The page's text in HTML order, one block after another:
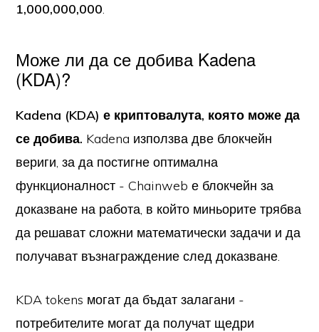
1,000,000,000.
Може ли да се добива Kadena
(KDA)?
Kadena (KDA) е криптовалута, която може да
се добива. Kadena използва две блокчейн
вериги, за да постигне оптимална
функционалност - Chainweb е блокчейн за
доказване на работа, в който миньорите трябва
да решават сложни математически задачи и да
получават възнаграждение след доказване.
KDA tokens могат да бъдат залагани -
потребителите могат да получат щедри